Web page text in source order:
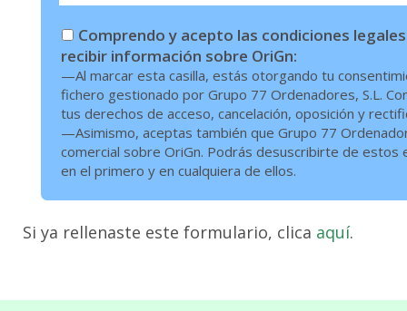
Comprendo y acepto las condiciones
recibir información sobre OriGn:
—Al marcar esta casilla, estás otorgando tu
fichero gestionado por Grupo 77 Ordenadores, S.L.
tus derechos de acceso, cancelación, oposición y
—Asimismo, aceptas también que Grupo 77
comercial sobre OriGn. Podrás desuscribirte de estos
en el primero y en cualquiera de ellos.
Si ya rellenaste este formulario, clica aquí.